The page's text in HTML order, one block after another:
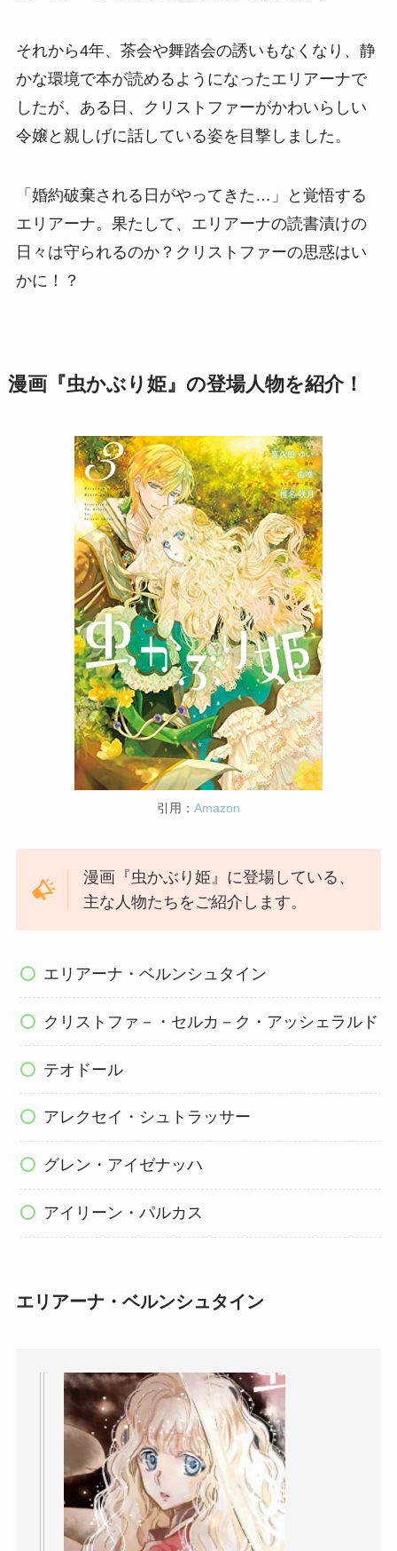
それから4年、茶会や舞踏会の誘いもなくなり、静
かな環境で本が読めるようになったエリアーナで
したが、ある日、クリストファーがかわいらしい
令嬢と親しげに話している姿を目撃しました。
「婚約破棄される日がやってきた…」と覚悟する
エリアーナ。果たして、エリアーナの読書漬けの
日々は守られるのか？クリストファーの思惑はい
かに！？
漫画『虫かぶり姫』の登場人物を紹介！
引用： Amazon
漫画『虫かぶり姫』に登場している、
主な人物たちをご紹介します。
エリアーナ・ベルンシュタイン
クリストファ－・セルカ－ク・アッシェラルド
テオドール
アレクセイ・シュトラッサー
グレン・アイゼナッハ
アイリーン・パルカス
エリアーナ・ベルンシュタイン